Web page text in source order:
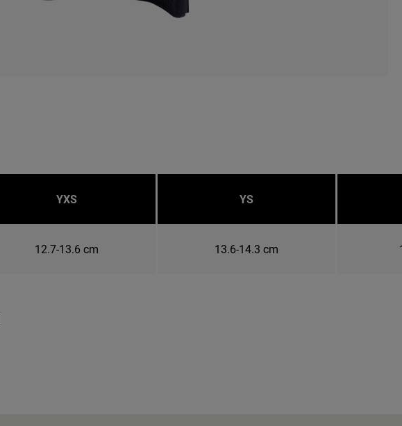
YXS YS
12.7-13.6 cm 13.6-14.3 cm